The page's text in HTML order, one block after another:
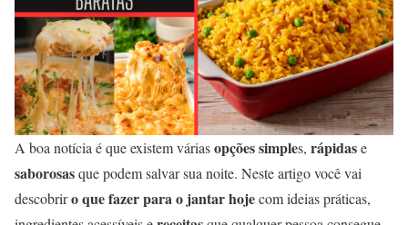
A boa notícia é que existem váriasopções simples, rápidase
saborosasque podem salvar sua noite. Neste artigo você vai
descobriro que fazer para o jantar hojecom ideias práticas,